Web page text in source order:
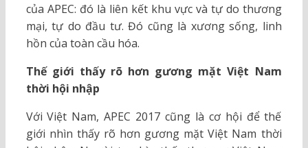
của APEC: đó là liên kết khu vực và tự do thương
mại, tự do đầu tư. Đó cũng là xương sống, linh
hồn của toàn cầu hóa.
Thế giới thấy rõ hơn gương mặt Việt Nam
thời hội nhập
Với Việt Nam, APEC 2017 cũng là cơ hội để thế
giới nhìn thấy rõ hơn gương mặt Việt Nam thời